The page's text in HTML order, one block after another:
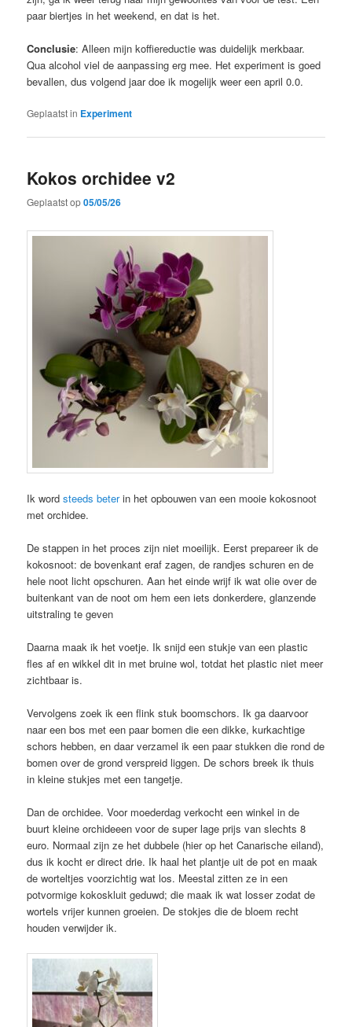
paar biertjes in het weekend, en dat is het.
Conclusie: Alleen mijn koffiereductie was duidelijk merkbaar.
Qua alcohol viel de aanpassing erg mee. Het experiment is goed
bevallen, dus volgend jaar doe ik mogelijk weer een april 0.0.
Geplaatst in Experiment
Kokos orchidee v2
Geplaatst op05/05/26
Ik wordsteeds beterin het opbouwen van een mooie kokosnoot
met orchidee.
De stappen in het proces zijn niet moeilijk. Eerst prepareer ik de
kokosnoot: de bovenkant eraf zagen, de randjes schuren en de
hele noot licht opschuren. Aan het einde wrijf ik wat olie over de
buitenkant van de noot om hem een iets donkerdere, glanzende
uitstraling te geven
Daarna maak ik het voetje. Ik snijd een stukje van een plastic
fles af en wikkel dit in met bruine wol, totdat het plastic niet meer
zichtbaar is.
Vervolgens zoek ik een flink stuk boomschors. Ik ga daarvoor
naar een bos met een paar bomen die een dikke, kurkachtige
schors hebben, en daar verzamel ik een paar stukken die rond de
bomen over de grond verspreid liggen. De schors breek ik thuis
in kleine stukjes met een tangetje.
Dan de orchidee. Voor moederdag verkocht een winkel in de
buurt kleine orchideeen voor de super lage prijs van slechts 8
euro. Normaal zijn ze het dubbele (hier op het Canarische eiland),
dus ik kocht er direct drie. Ik haal het plantje uit de pot en maak
de worteltjes voorzichtig wat los. Meestal zitten ze in een
potvormige kokoskluit geduwd; die maak ik wat losser zodat de
wortels vrijer kunnen groeien. De stokjes die de bloem recht
houden verwijder ik.